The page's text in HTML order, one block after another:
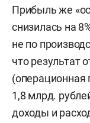
Прибыль же
снизилась на
не по
что результат
(операционная
1,8 млрд.
доходы и